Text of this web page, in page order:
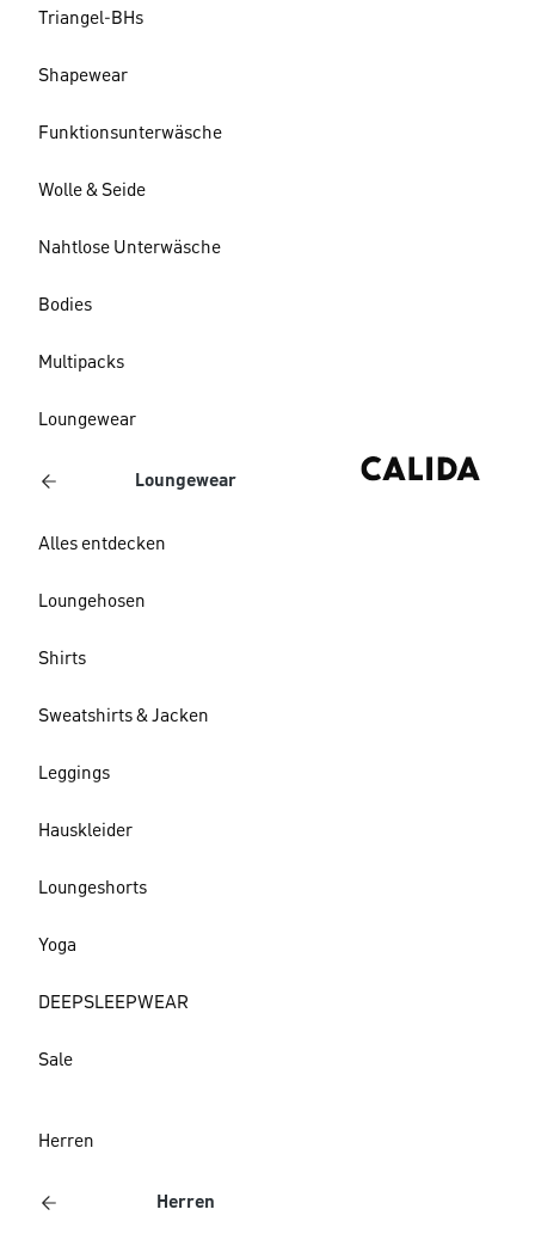
Triangel-BHs
Shapewear
Funktionsunterwäsche
Wolle & Seide
Nahtlose Unterwäsche
Bodies
Multipacks
Loungewear
Loungewear
Alles entdecken
Loungehosen
Shirts
Sweatshirts & Jacken
Leggings
Hauskleider
Loungeshorts
Yoga
DEEPSLEEPWEAR
Sale
Herren
Herren